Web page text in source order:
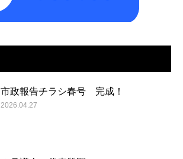
市政報告チラシ春号 完成！
2026.04.27